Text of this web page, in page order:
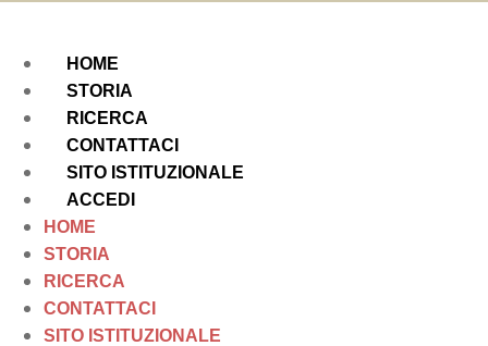
HOME
STORIA
RICERCA
CONTATTACI
SITO ISTITUZIONALE
ACCEDI
HOME
STORIA
RICERCA
CONTATTACI
SITO ISTITUZIONALE